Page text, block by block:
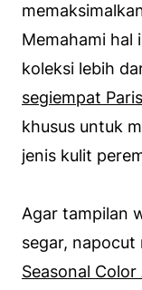
Memahami hal
koleksi lebih
segiempat
khusus untuk
jenis kulit
Agar tampilan
segar, napocut
Seasonal Color